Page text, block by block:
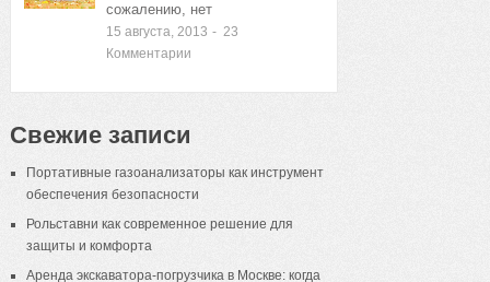
сожалению, нет
15 августа, 2013 - 23
Комментарии
Свежие записи
Портативные газоанализаторы как инструмент
обеспечения безопасности
Рольставни как современное решение для
защиты и комфорта
Аренда экскаватора-погрузчика в Москве: когда